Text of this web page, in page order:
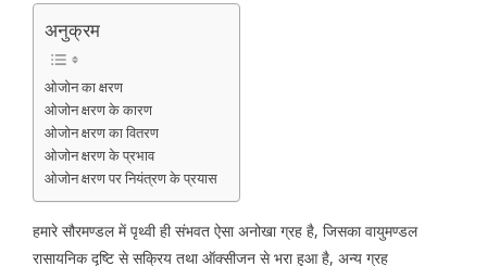
अनुक्रम
ओजोन का क्षरण
ओजोन क्षरण के कारण
ओजोन क्षरण का वितरण
ओजोन क्षरण के प्रभाव
ओजोन क्षरण पर नियंत्रण के प्रयास
हमारे सौरमण्डल में पृथ्वी ही संभवत ऐसा अनोखा ग्रह है, जिसका वायुमण्डल
रासायनिक दृष्टि से सक्रिय तथा ऑक्सीजन से भरा हुआ है, अन्य ग्रह